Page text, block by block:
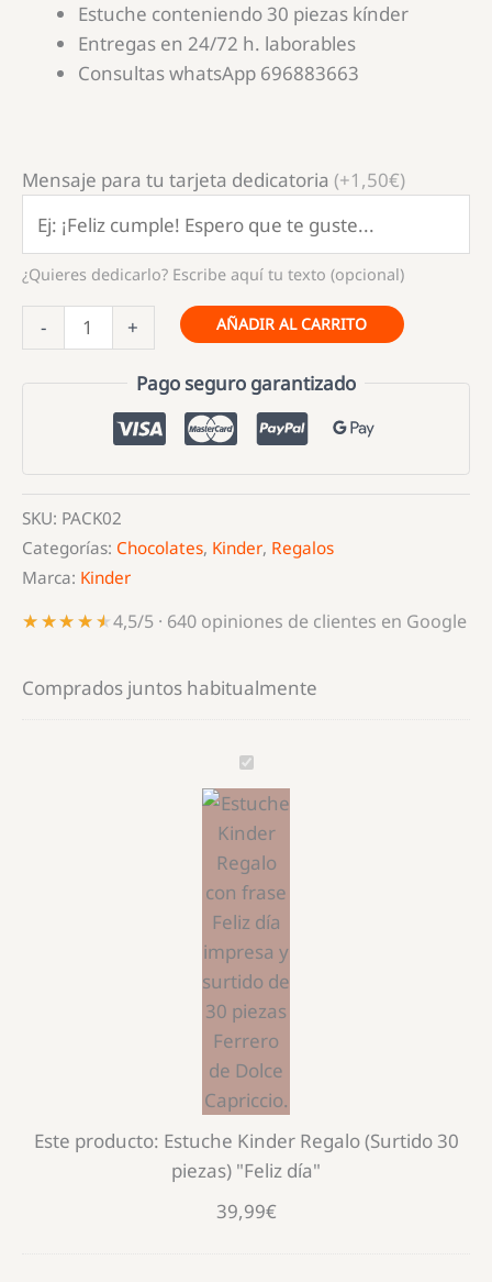
Estuche conteniendo 30 piezas kínder
Entregas en 24/72 h. laborables
Consultas whatsApp 696883663
Mensaje para tu tarjeta dedicatoria (+1,50€)
¿Quieres dedicarlo? Escribe aquí tu texto (opcional)
-
Estuche
Kinder
Regalo
piezas)
"Feliz
día"
cantidad
+ AÑADIR AL CARRITO
Pago seguro garantizado
SKU: PACK02
Categorías: Chocolates, Kinder, Regalos
Marca: Kinder
★★★★★
★★★★★4,5/5 · 640 opiniones de clientes en Google
Comprados juntos habitualmente
Estuche
Kinder
Regalo
(Surtido
30
piezas)
día"
Este producto: Estuche Kinder Regalo (Surtido 30
piezas) "Feliz día"
39,99€